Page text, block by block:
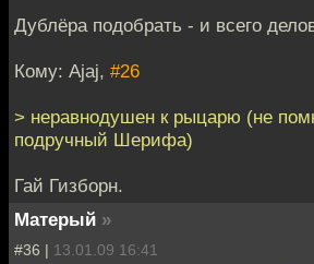
Дублёра подобрать - и всего
Кому: Ajaj, #26
> неравнодушен к рыцарю (не
подручный Шерифа)
Гай Гизборн.
Матерый »
#36 | 13.01.09 16:41